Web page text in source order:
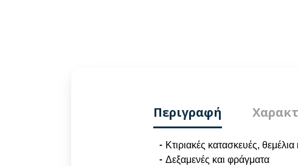
Περιγραφή
Κτιριακές κατασκευές,
Δεξαμενές και φράγματα